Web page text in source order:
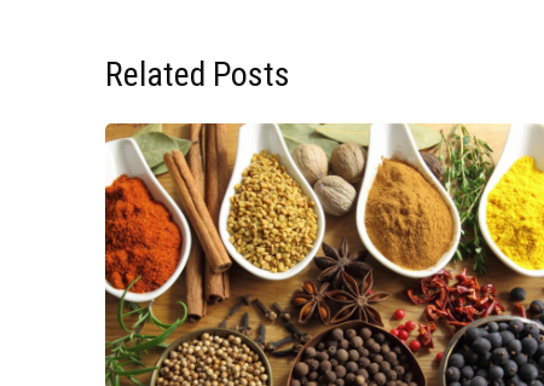
Related Posts